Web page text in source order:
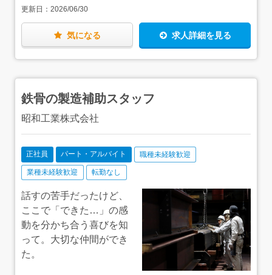
ゆくは…＞設計士の作成した設計図をもとに施工図を作成
するスタッフが社内にいるのですが、この部分の進捗管理
をしたり、実際に鉄骨を使って建物を施工する現場まで見
たり、あなたの成長に応じて、やりがいのある仕事の幅を
然、給与もしっかり上がっていきます。もちろん、管理職
テージに合った働き方をしていけます。＜資格取得、全面
ともできます。管理系や品質管理に関わるものはもちろ
ん、技術的なものも含めて幅広く取得支援しているので、
当然、そのがんばりをしっかり評価し、給与や待遇に還元
もしていきます。家族がいても安心して仕事を続けていけ
る環境です。
更新日： 2026/06/30
気になる 求人詳細を見る
鉄骨の製造補助スタッフ
昭和工業株式会社
正社員 パート・アルバイト 職種未経験歓迎
業種未経験歓迎 転勤なし
話すの苦手だったけど、
ここで「できた…」の感
動を分かち合う喜びを知
って。大切な仲間ができ
た。